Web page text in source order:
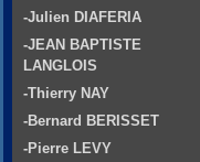
-Julien DIAFERIA
-JEAN BAPTISTE
LANGLOIS
-Thierry NAY
-Bernard BERISSET
-Pierre LEVY